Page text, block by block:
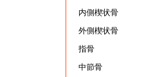
内側楔状骨
外側楔状骨
指骨
中節骨